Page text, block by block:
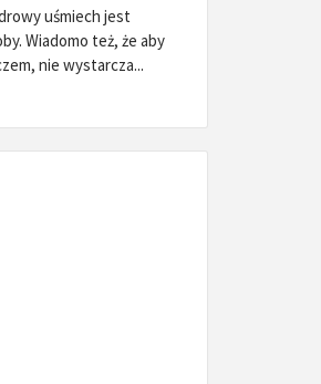
uśmiech jest
Wiadomo też, że aby
nie wystarcza...